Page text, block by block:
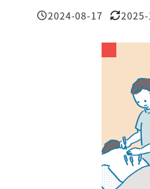
投稿日
2024-08-17
更新日